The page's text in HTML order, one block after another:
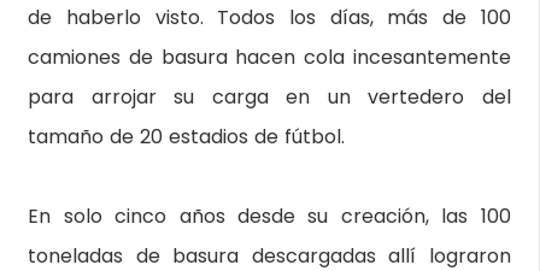
de haberlo visto. Todos los días, más de 100
camiones de basura hacen cola incesantemente
para arrojar su carga en un vertedero del
tamaño de 20 estadios de fútbol.
En solo cinco años desde su creación, las 100
toneladas de basura descargadas allí lograron